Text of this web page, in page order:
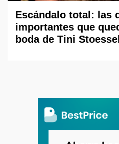
Escándalo total: las
importantes que
boda de Tini